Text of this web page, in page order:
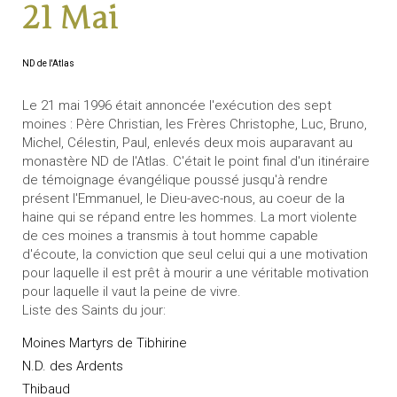
21 Mai
ND de l'Atlas
Le 21 mai 1996 était annoncée l'exécution des sept
moines : Père Christian, les Frères Christophe, Luc, Bruno,
Michel, Célestin, Paul, enlevés deux mois auparavant au
monastère ND de l'Atlas. C'était le point final d'un itinéraire
de témoignage évangélique poussé jusqu'à rendre
présent l'Emmanuel, le Dieu-avec-nous, au coeur de la
haine qui se répand entre les hommes. La mort violente
de ces moines a transmis à tout homme capable
d'écoute, la conviction que seul celui qui a une motivation
pour laquelle il est prêt à mourir a une véritable motivation
pour laquelle il vaut la peine de vivre.
Liste des Saints du jour:
Moines Martyrs de Tibhirine
N.D. des Ardents
Thibaud